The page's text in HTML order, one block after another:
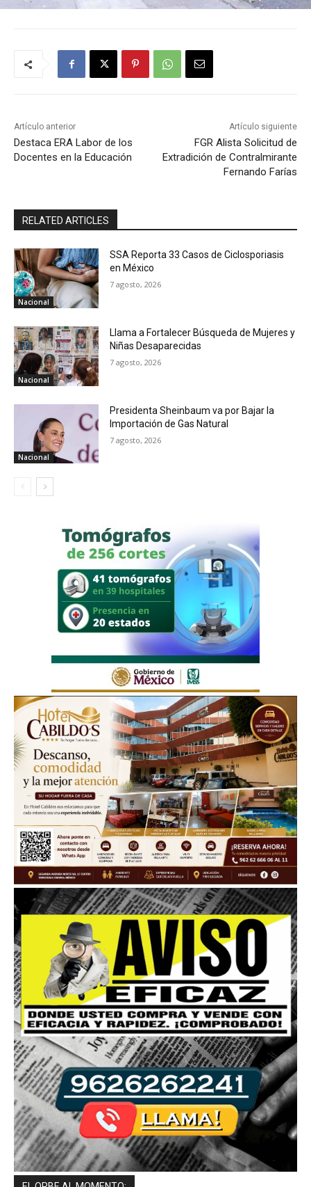
Artículo anterior
Destaca ERA Labor de los
Docentes en la Educación
Artículo siguiente
FGR Alista Solicitud de
Extradición de Contralmirante
Fernando Farías
RELATED ARTICLES
Nacional
SSA Reporta 33 Casos de Ciclosporiasis
en México
7 agosto, 2026
Nacional
Llama a Fortalecer Búsqueda de Mujeres y
Niñas Desaparecidas
7 agosto, 2026
Nacional
Presidenta Sheinbaum va por Bajar la
Importación de Gas Natural
7 agosto, 2026